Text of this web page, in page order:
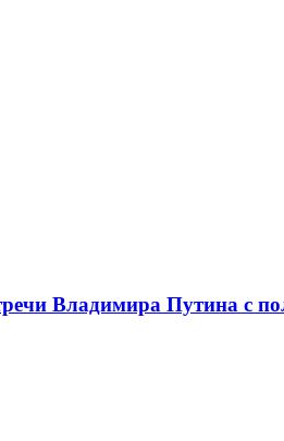
Владимира Путина с